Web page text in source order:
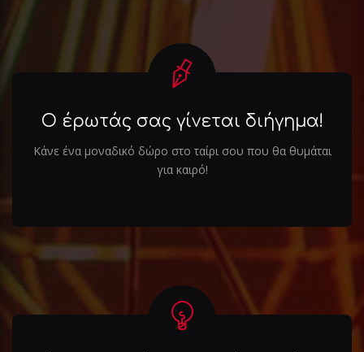
Ο έρωτάς σας γίνεται διήγημα!
Κάνε ένα μοναδικό δώρο στο ταίρι σου που θα θυμάται
για καιρό!